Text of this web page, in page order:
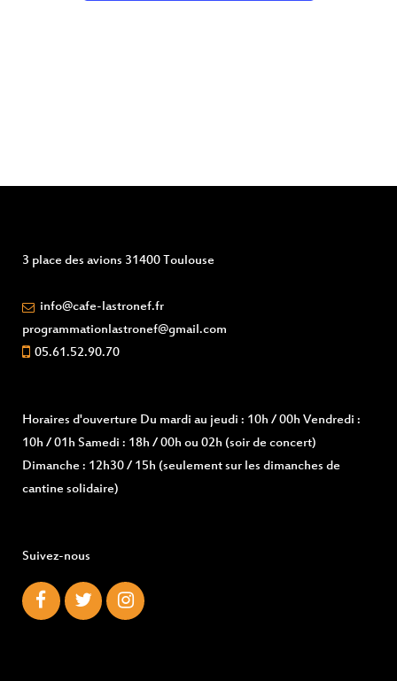
3 place des avions 31400 Toulouse
info@cafe-lastronef.fr
programmationlastronef@gmail.com
05.61.52.90.70
Horaires d'ouverture Du mardi au jeudi : 10h / 00h Vendredi :
10h / 01h Samedi : 18h / 00h ou 02h (soir de concert)
Dimanche : 12h30 / 15h (seulement sur les dimanches de
cantine solidaire)
Suivez-nous